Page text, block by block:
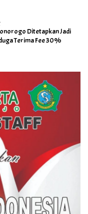
Ditetapkan Jadi
Terima Fee 30%